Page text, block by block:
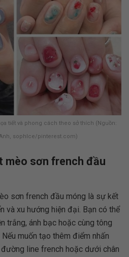
tiết và phong cách theo sở thích (Nguồn:
Anh, sophlce/pinterest.com)
mèo sơn french đầu
sơn french đầu móng là sự kết
và xu hướng hiện đại. Bạn có thể
trắng, ánh bạc hoặc cùng tông
muốn tạo thêm điểm nhấn
line french hoặc dưới chân